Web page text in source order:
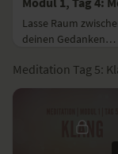
Lasse Raum
deinen Gedanken
auf deine innere
Farbenwelt
Meditation Tag 5: